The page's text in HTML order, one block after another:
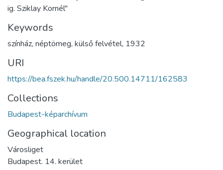
ig. Sziklay Kornél"
Keywords
színház, néptömeg, külső felvétel, 1932
URI
https://bea.fszek.hu/handle/20.500.14711/162583
Collections
Budapest-képarchívum
Geographical location
Városliget
Budapest. 14. kerület